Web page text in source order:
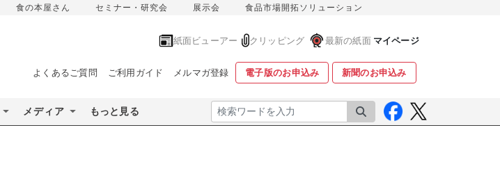
食の本屋さん セミナー・研究会 展示会 食品市場開拓ソリューション
紙面ビューアー クリッピング 最新の紙面 マイページ
よくあるご質問 ご利用ガイド メルマガ登録 電子版のお申込み 新聞のお申込み
メディア もっと見る 検索